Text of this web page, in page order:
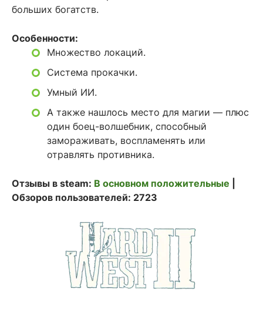
больших богатств.
Особенности:
Множество локаций.
Система прокачки.
Умный ИИ.
А также нашлось место для магии — плюс
один боец-волшебник, способный
замораживать, воспламенять или
отравлять противника.
Отзывы в steam: В основном положительные
Обзоров пользователей: 2723